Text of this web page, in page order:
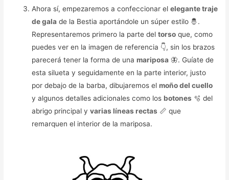
Ahora sí, empezaremos a confeccionar elelegante traje
de gala de la Bestia aportándole un súper estilo 🤴.
Representaremos primero la parte deltorso que, como
puedes ver en la imagen de referencia 👇, sin los brazos
parecerá tener la forma de unamariposa 🦋. Guíate de
esta silueta y seguidamente en la parte interior, justo
por debajo de la barba, dibujaremos elmoño del cuello
y algunos detalles adicionales como los botones 🫧 del
abrigo principal yvarias líneas rectas 📏 que
remarquen el interior de la mariposa.